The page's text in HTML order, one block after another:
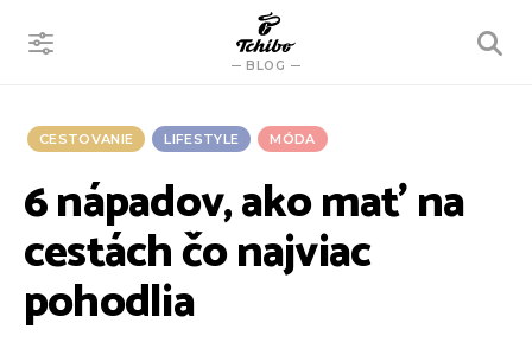
BLOG
VYHĽADÁVANIE
CESTOVANIE LIFESTYLE MÓDA
6 nápadov, ako mať na
cestách čo najviac
pohodlia